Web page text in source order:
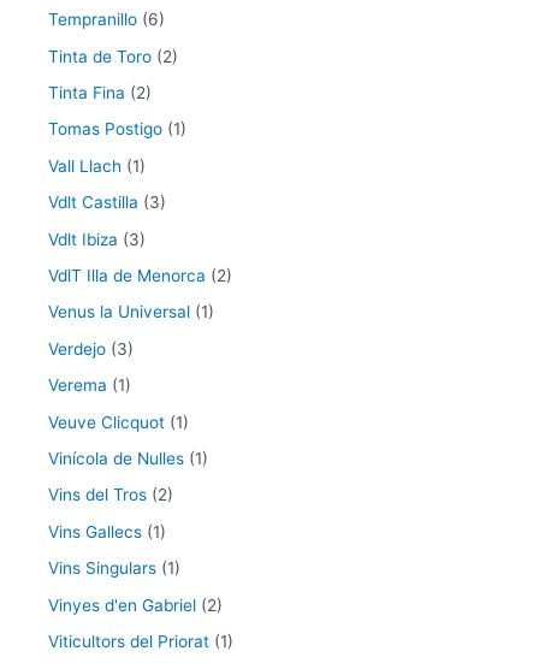
Tempranillo (6)
Tinta de Toro (2)
Tinta Fina (2)
Tomas Postigo (1)
Vall Llach (1)
Vdlt Castilla (3)
Vdlt Ibiza (3)
VdlT Illa de Menorca (2)
Venus la Universal (1)
Verdejo (3)
Verema (1)
Veuve Clicquot (1)
Vinícola de Nulles (1)
Vins del Tros (2)
Vins Gallecs (1)
Vins Singulars (1)
Vinyes d'en Gabriel (2)
Viticultors del Priorat (1)